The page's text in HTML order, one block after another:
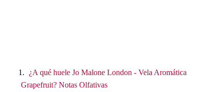
¿A qué huele Jo Malone London - Vela Aromática
Grapefruit? Notas Olfativas